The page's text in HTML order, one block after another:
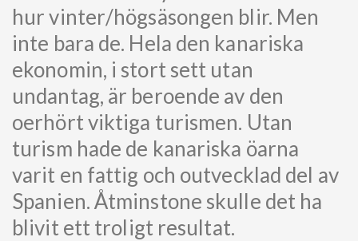
hur vinter/högsäsongen blir. Men
inte bara de. Hela den kanariska
ekonomin, i stort sett utan
undantag, är beroende av den
oerhört viktiga turismen. Utan
turism hade de kanariska öarna
varit en fattig och outvecklad del av
Spanien. Åtminstone skulle det ha
blivit ett troligt resultat.